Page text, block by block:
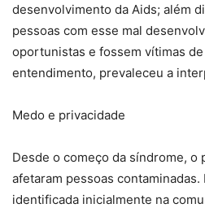
desenvolvimento da Aids; além
pessoas com esse mal
oportunistas e fossem vítimas
entendimento, prevaleceu a
Medo e privacidade
Desde o começo da síndrome, o
afetaram pessoas
identificada inicialmente na